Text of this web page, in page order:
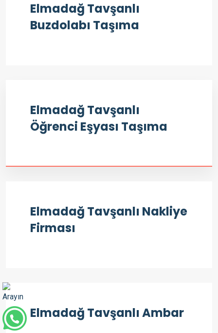
Elmadağ Tavşanlı
Buzdolabı Taşıma
Elmadağ Tavşanlı
Öğrenci Eşyası Taşıma
Elmadağ Tavşanlı Nakliye
Firması
Elmadağ Tavşanlı Ambar